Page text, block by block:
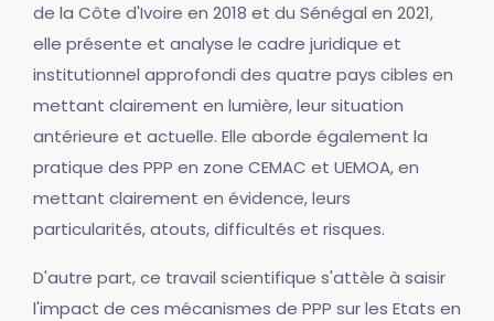
de la Côte d'Ivoire en 2018 et du Sénégal en 2021,
elle présente et analyse le cadre juridique et
institutionnel approfondi des quatre pays cibles en
mettant clairement en lumière, leur situation
antérieure et actuelle. Elle aborde également la
pratique des PPP en zone CEMAC et UEMOA, en
mettant clairement en évidence, leurs
particularités, atouts, difficultés et risques.
D'autre part, ce travail scientifique s'attèle à saisir
l'impact de ces mécanismes de PPP sur les Etats en